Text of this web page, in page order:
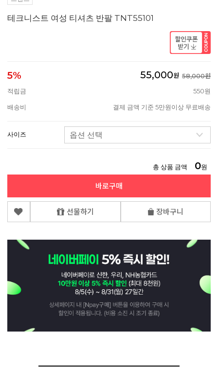
테크니스트 여성 티셔츠 반팔 TNT55101
5% 55,000원 58,000원
적립금
550원
배송비 결제 금액 기준 5만원이상 무료배송
사이즈
총 상품 금액 0원
바로구매
선물하기 장바구니